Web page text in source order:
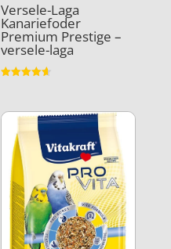
Versele-Laga
Kanariefoder
Premium Prestige –
versele-laga